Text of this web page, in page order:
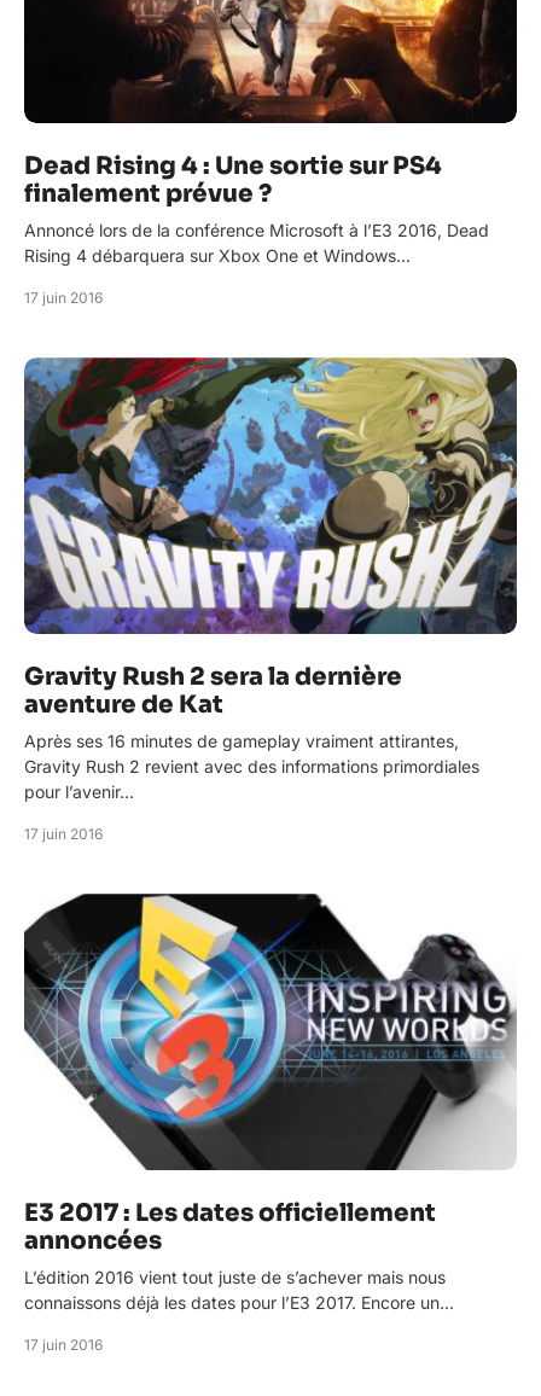
Dead Rising 4 : Une sortie sur PS4
finalement prévue ?
Annoncé lors de la conférence Microsoft à l’E3 2016, Dead
Rising 4 débarquera sur Xbox One et Windows…
17 juin 2016
Gravity Rush 2 sera la dernière
aventure de Kat
Après ses 16 minutes de gameplay vraiment attirantes,
Gravity Rush 2 revient avec des informations primordiales
pour l’avenir…
17 juin 2016
E3 2017 : Les dates officiellement
annoncées
L’édition 2016 vient tout juste de s’achever mais nous
connaissons déjà les dates pour l’E3 2017. Encore un…
17 juin 2016